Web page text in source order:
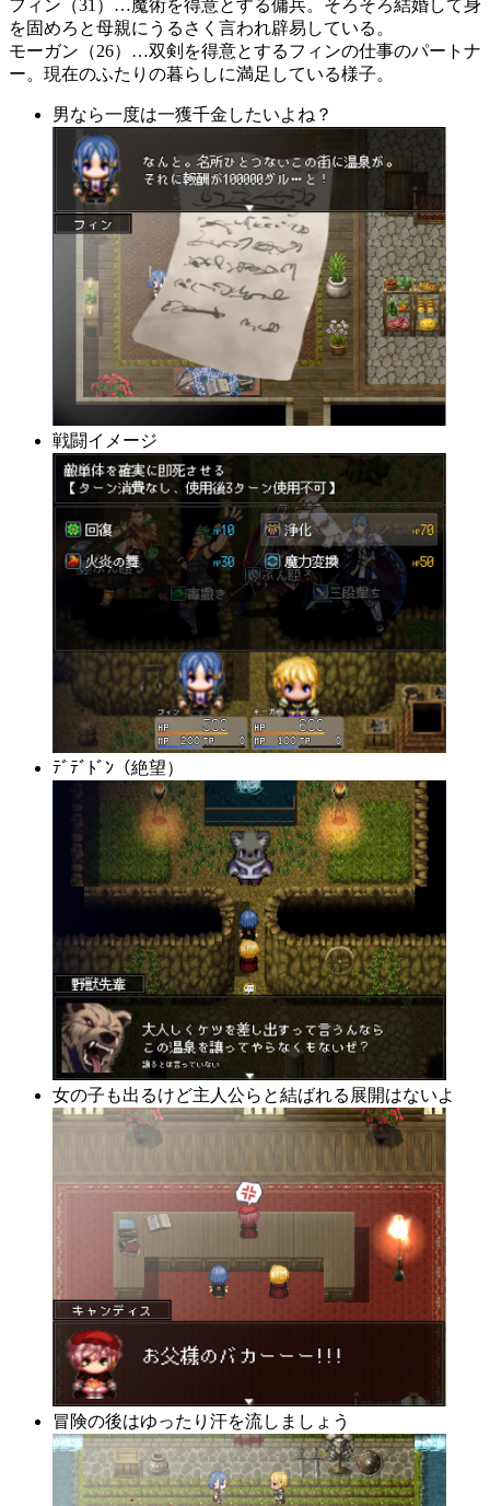
フィン（31）…魔術を得意とする傭兵。そろそろ結婚して身
を固めろと母親にうるさく言われ辟易している。
モーガン（26）…双剣を得意とするフィンの仕事のパートナ
ー。現在のふたりの暮らしに満足している様子。
男なら一度は一獲千金したいよね？
戦闘イメージ
ﾃﾞﾃﾞﾄﾞﾝ（絶望）
女の子も出るけど主人公らと結ばれる展開はないよ
冒険の後はゆったり汗を流しましょう